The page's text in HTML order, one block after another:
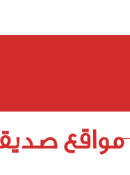
مواقع